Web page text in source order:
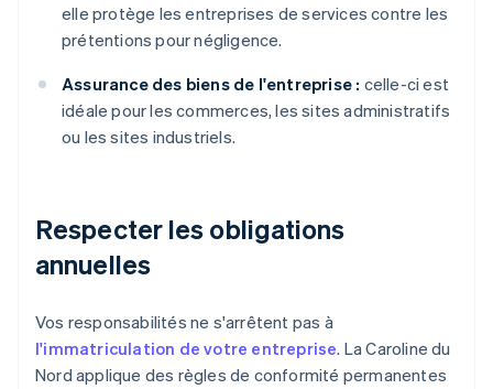
elle protège les entreprises de services contre les
prétentions pour négligence.
Assurance des biens de l'entreprise : celle-ci est
idéale pour les commerces, les sites administratifs
ou les sites industriels.
Respecter les obligations
annuelles
Vos responsabilités ne s'arrêtent pas à
l'immatriculation de votre entreprise. La Caroline du
Nord applique des règles de conformité permanentes